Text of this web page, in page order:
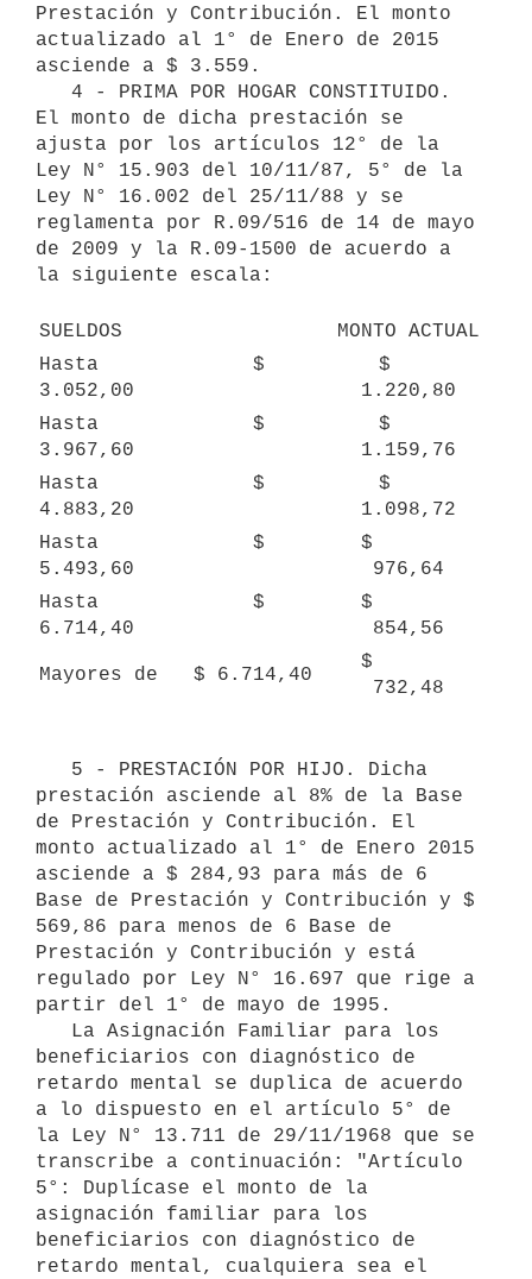
Prestación y Contribución. El monto
actualizado al 1° de Enero de 2015
asciende a $ 3.559.
El monto de dicha prestación se
ajusta por los artículos 12° de la
Ley N° 15.903 del 10/11/87, 5° de la
Ley N° 16.002 del 25/11/88 y se
reglamenta por R.09/516 de 14 de mayo
de 2009 y la R.09-1500 de acuerdo a
la siguiente escala:
SUELDOS
MONTO ACTUAL
Hasta             $
3.052,00
$
1.220,80
Hasta             $
3.967,60
$
1.159,76
Hasta             $
4.883,20
$
1.098,72
Hasta             $
5.493,60
$
976,64
Hasta             $
6.714,40
$
854,56
Mayores de   $ 6.714,40
$
732,48
prestación asciende al 8% de la Base
de Prestación y Contribución. El
monto actualizado al 1° de Enero 2015
asciende a $ 284,93 para más de 6
Base de Prestación y Contribución y $
569,86 para menos de 6 Base de
Prestación y Contribución y está
regulado por Ley N° 16.697 que rige a
partir del 1° de mayo de 1995.
beneficiarios con diagnóstico de
retardo mental se duplica de acuerdo
a lo dispuesto en el artículo 5° de
la Ley N° 13.711 de 29/11/1968 que se
transcribe a continuación: "Artículo
5°: Duplícase el monto de la
asignación familiar para los
beneficiarios con diagnóstico de
retardo mental, cualquiera sea el